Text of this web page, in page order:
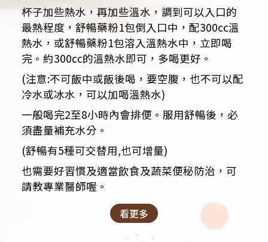
杯子加些熱水，再加些溫水，調到可以入口的
最熱程度，舒暢藥粉1包倒入口中，配300cc溫
熱水，或舒暢藥粉1包溶入溫熱水中，立即喝
完。約300cc的溫熱水即可，多喝更好。
(注意:不可飯中或飯後喝，要空腹，也不可以配
冷水或冰水，可以加喝溫熱水)
一般喝完2至8小時內會排便。服用舒暢後，必
須盡量補充水分。
(舒暢有5種可交替用,也可增量)
也需要好習慣及適當飲食及蔬菜便秘防治，可
請教專業醫師喔。
看更多